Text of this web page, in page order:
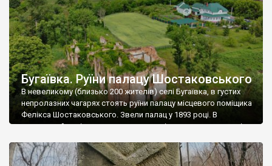
Бугаївка. Руїни палацу Шостаковського
В невеликому (близько 200 жителів) селі Бугаївка, в густих
непролазних чагарях стоять руїни палацу місцевого поміщика
Фелікса Шостаковського. Звели палац у 1893 році. В
радянський період у ньому спочатку містилася школа, потім
століття тут розмістили туберкульозну лікарню. Коли із
палацу виїхала лікарня – ми точно не […]